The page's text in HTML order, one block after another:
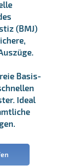
(BMJ)
Basis-
Ideal